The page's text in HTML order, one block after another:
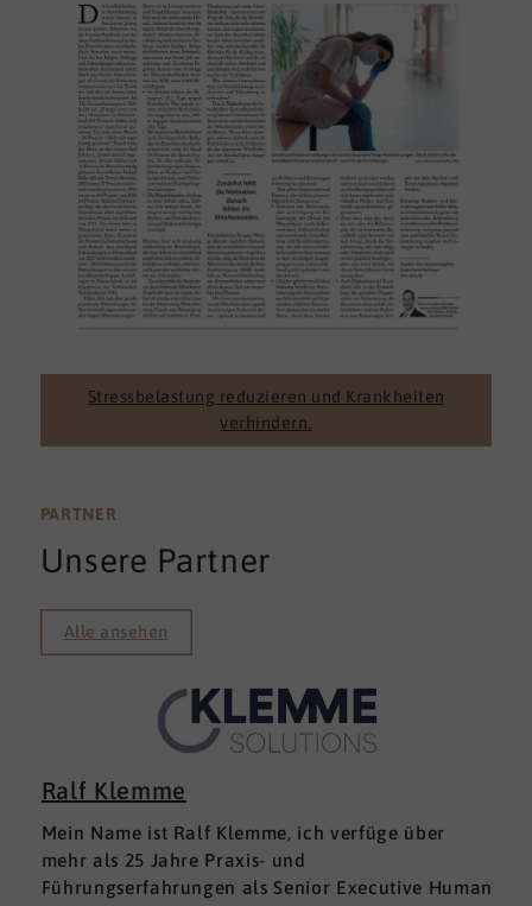
Stressbelastung reduzieren und Krankheiten
verhindern.
PARTNER
Unsere Partner
Alle ansehen
Ralf Klemme
Mein Name ist Ralf Klemme, ich verfüge über
mehr als 25 Jahre Praxis- und
Führungserfahrungen als Senior Executive Human